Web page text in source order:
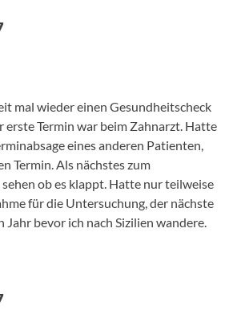
mal wieder einen Gesundheitscheck
erste Termin war beim Zahnarzt. Hatte
eines anderen Patienten,
Termin. Als nächstes zum
ob es klappt. Hatte nur teilweise
für die Untersuchung, der nächste
Jahr bevor ich nach Sizilien wandere.